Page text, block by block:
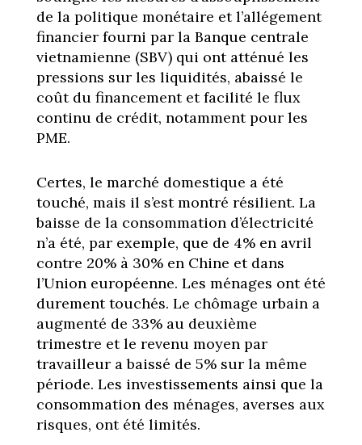
de la politique monétaire et l’allégement
financier fourni par la Banque centrale
vietnamienne (SBV) qui ont atténué les
pressions sur les liquidités, abaissé le
coût du financement et facilité le flux
continu de crédit, notamment pour les
PME.
Certes, le marché domestique a été
touché, mais il s’est montré résilient. La
baisse de la consommation d’électricité
n’a été, par exemple, que de 4% en avril
contre 20% à 30% en Chine et dans
l’Union européenne. Les ménages ont été
durement touchés. Le chômage urbain a
augmenté de 33% au deuxième
trimestre et le revenu moyen par
travailleur a baissé de 5% sur la même
période. Les investissements ainsi que la
consommation des ménages, averses aux
risques, ont été limités.